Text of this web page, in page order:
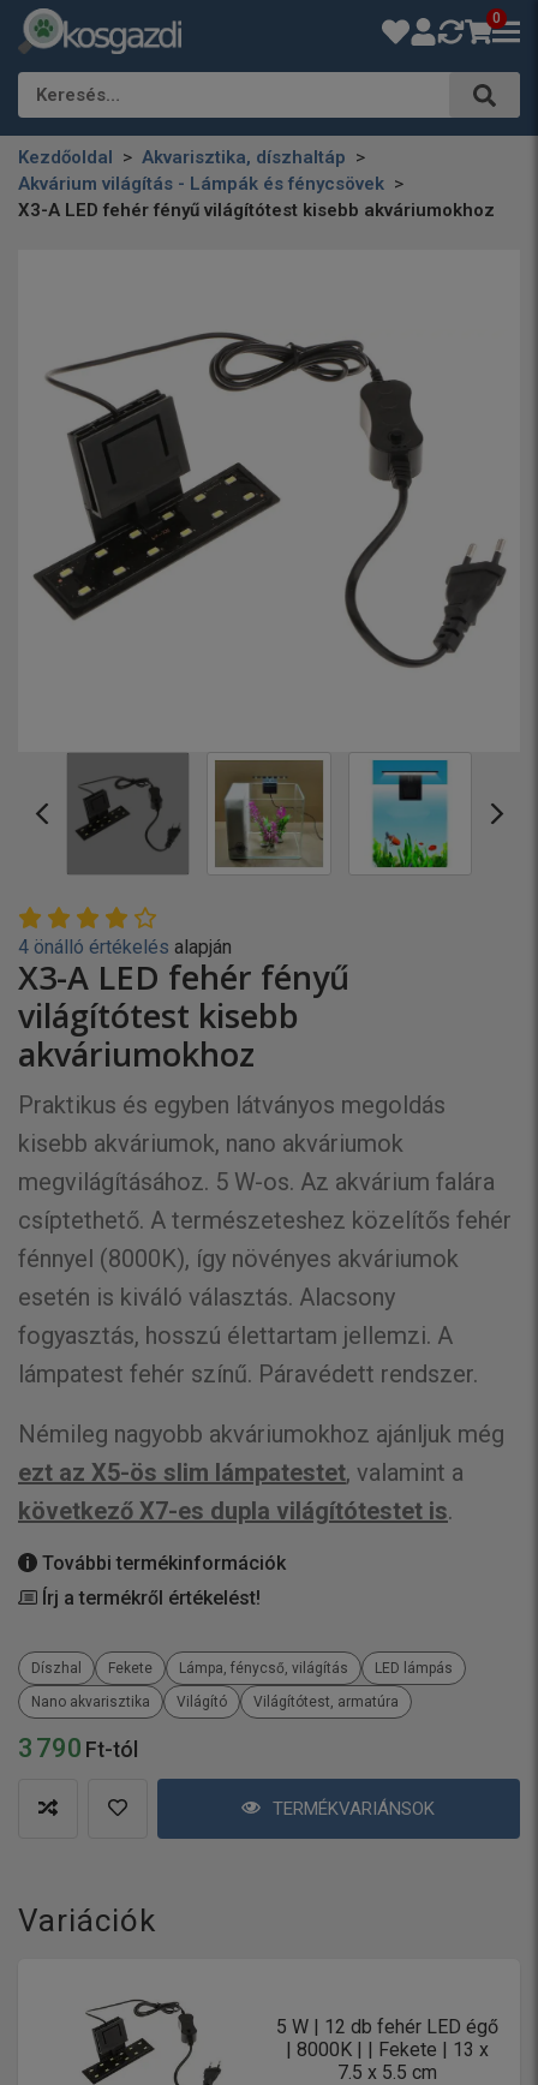
0
Keresés…
Kezdőoldal
Akvarisztika, díszhaltáp
Akvárium világítás - Lámpák és fénycsövek
X3-A LED fehér fényű világítótest kisebb akváriumokhoz
4 önálló értékelés alapján
X3-A LED fehér fényű
világítótest kisebb
akváriumokhoz
3 790 Ft-tól
TERMÉKVARIÁNSOK
Praktikus és egyben látványos megoldás
kisebb akváriumok, nano akváriumok
megvilágításához. 5 W-os. Az akvárium falára
csíptethető. A természeteshez közelítős fehér
fénnyel (8000K), így növényes akváriumok
esetén is kiváló választás. Alacsony
fogyasztás, hosszú élettartam jellemzi. A
lámpatest fehér színű. Páravédett rendszer.
Némileg nagyobb akváriumokhoz ajánljuk még
ezt az X5-ös slim lámpatestet, valamint a
következő X7-es dupla világítótestet is.
További termékinformációk
Írj a termékről értékelést!
Díszhal Fekete Lámpa, fénycső, világítás
LED lámpás
Nano akvarisztika
Világító Világítótest, armatúra
Variációk
5 W | 12 db fehér LED égő
| 8000K | | Fekete | 13 x
7.5 x 5.5 cm